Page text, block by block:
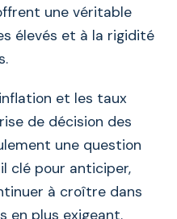
une véritable
élevés et à la rigidité
et les taux
de décision des
une question
clé pour anticiper,
à croître dans
en plus exigeant.